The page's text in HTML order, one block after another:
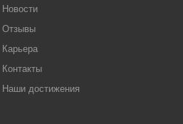
Новости
Отзывы
Карьера
Контакты
Наши достижения